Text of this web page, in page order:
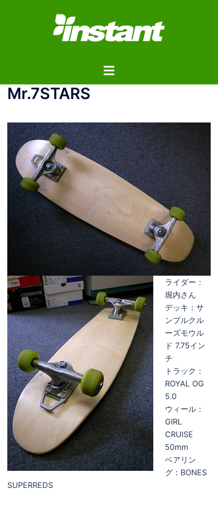
ス
ト
ュ
ー
Mr.7STARS
ライダー：
堀内さん
デッキ：サ
ンプルクル
ーズモウル
ド 7.75イン
チ
トラック：
ROYAL OG
5.0
ウィール：
GIRL
CRUISE
50mm
ベアリン
グ：BONES
SUPERREDS